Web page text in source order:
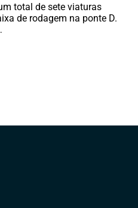
total de sete viaturas
de rodagem na ponte D.
Ribatejo